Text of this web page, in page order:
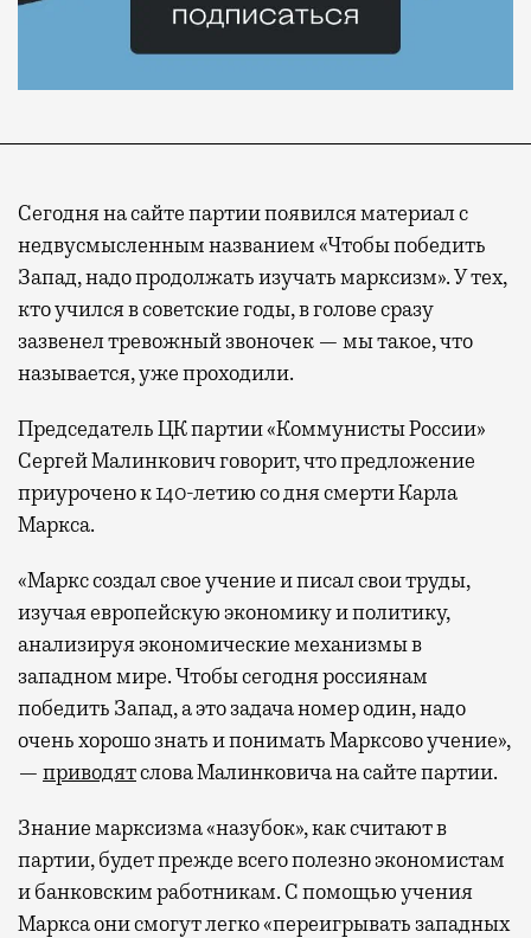
Сегодня на сайте партии появился материал с
недвусмысленным названием «Чтобы победить
Запад, надо продолжать изучать марксизм». У тех,
кто учился в советские годы, в голове сразу
зазвенел тревожный звоночек — мы такое, что
называется, уже проходили.
Председатель ЦК партии «Коммунисты России»
Сергей Малинкович говорит, что предложение
приурочено к 140-летию со дня смерти Карла
Маркса.
«Маркс создал свое учение и писал свои труды,
изучая европейскую экономику и политику,
анализируя экономические механизмы в
западном мире. Чтобы сегодня россиянам
победить Запад, а это задача номер один, надо
очень хорошо знать и понимать Марксово учение»,
— приводятслова Малинковича на сайте партии.
Знание марксизма «назубок», как считают в
партии, будет прежде всего полезно экономистам
и банковским работникам. С помощью учения
Маркса они смогут легко «переигрывать западных